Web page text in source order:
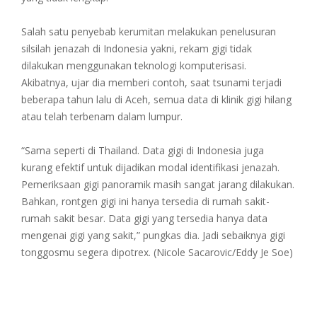
Salah satu penyebab kerumitan melakukan penelusuran
silsilah jenazah di Indonesia yakni, rekam gigi tidak
dilakukan menggunakan teknologi komputerisasi.
Akibatnya, ujar dia memberi contoh, saat tsunami terjadi
beberapa tahun lalu di Aceh, semua data di klinik gigi hilang
atau telah terbenam dalam lumpur.
“Sama seperti di Thailand. Data gigi di Indonesia juga
kurang efektif untuk dijadikan modal identifikasi jenazah.
Pemeriksaan gigi panoramik masih sangat jarang dilakukan.
Bahkan, rontgen gigi ini hanya tersedia di rumah sakit-
rumah sakit besar. Data gigi yang tersedia hanya data
mengenai gigi yang sakit,” pungkas dia. Jadi sebaiknya gigi
tonggosmu segera dipotrex. (Nicole Sacarovic/Eddy Je Soe)